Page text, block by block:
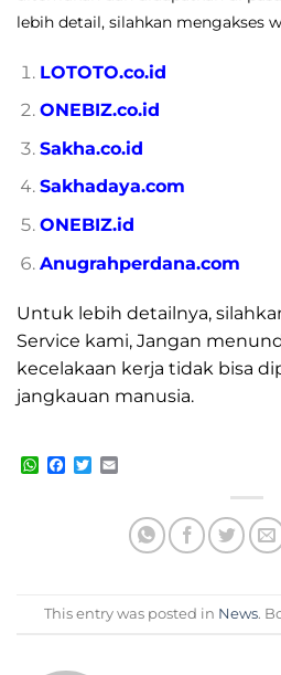
lebih detail, silahkan mengakses
LOTOTO.co.id
ONEBIZ.co.id
Sakha.co.id
Sakhadaya.com
ONEBIZ.id
Anugrahperdana.com
Untuk lebih detailnya,
Service kami, Jangan
kecelakaan kerja tidak bisa
jangkauan manusia.
WhatsApp
Facebook
Twitter
This entry was posted in News.